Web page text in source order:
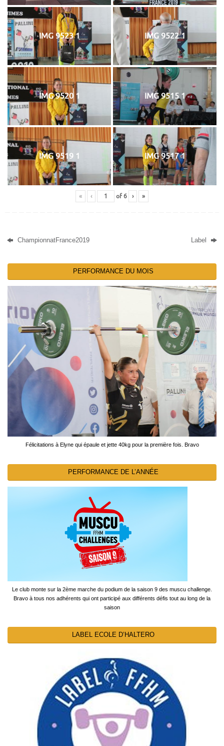
IMG 9523 1 IMG 9522 1
IMG 9520 1 IMG 9515 1
IMG 9519 1 IMG 9517 1
« ‹ of6 › »
ChampionnatFrance2019 Label
PERFORMANCE DU MOIS
Félicitations à Elyne qui épaule et jette 40kg pour la première fois. Bravo
PERFORMANCE DE L’ANNÉE
Le club monte sur la 2ème marche du podium de la saison 9 des muscu challenge.
Bravo à tous nos adhérents qui ont participé aux différents défis tout au long de la
saison
LABEL ECOLE D’HALTERO